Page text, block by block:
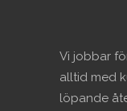
Vi jobbar
alltid med
löpande